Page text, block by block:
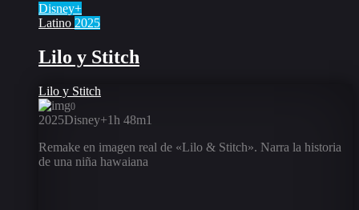
Disney+
Latino 2025
Lilo y Stitch
Lilo y Stitch
0
2025Disney+1h 48m1
Remake en imagen real de «Lilo & Stitch». Narra la historia
de una niña hawaiana